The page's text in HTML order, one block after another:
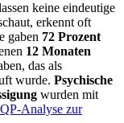
keine eindeutige
erkennt oft
gaben 72 Prozent
12 Monaten
das als
wurde. Psychische
wurden mit
Analyse zur